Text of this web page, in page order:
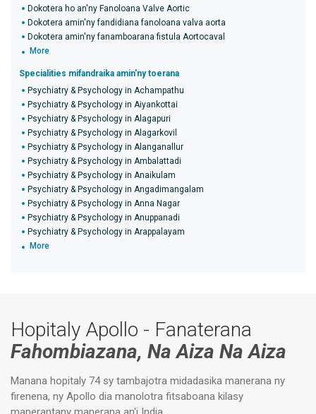
Dokotera ho an'ny Fanoloana Valve Aortic
Dokotera amin'ny fandidiana fanoloana valva aorta
Dokotera amin'ny fanamboarana fistula Aortocaval
More
Specialities mifandraika amin'ny toerana
Psychiatry & Psychology in Achampathu
Psychiatry & Psychology in Aiyankottai
Psychiatry & Psychology in Alagapuri
Psychiatry & Psychology in Alagarkovil
Psychiatry & Psychology in Alanganallur
Psychiatry & Psychology in Ambalattadi
Psychiatry & Psychology in Anaikulam
Psychiatry & Psychology in Angadimangalam
Psychiatry & Psychology in Anna Nagar
Psychiatry & Psychology in Anuppanadi
Psychiatry & Psychology in Arappalayam
More
Hopitaly Apollo - Fanaterana
Fahombiazana, Na Aiza Na Aiza
Manana hopitaly 74 sy tambajotra midadasika manerana ny
firenena, ny Apollo dia manolotra fitsaboana kilasy